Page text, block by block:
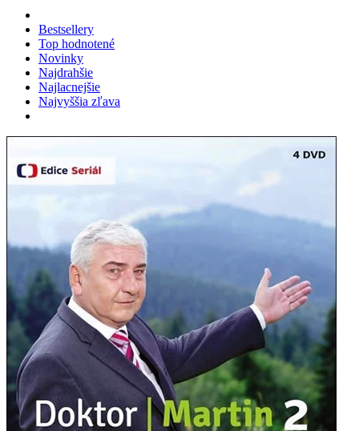
Bestsellery
Top hodnotené
Novinky
Najdrahšie
Najlacnejšie
Najvyššia zľava